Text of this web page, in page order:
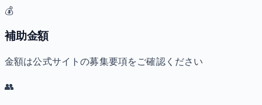
💰
補助金額
金額は公式サイトの募集要項をご確認ください
👥